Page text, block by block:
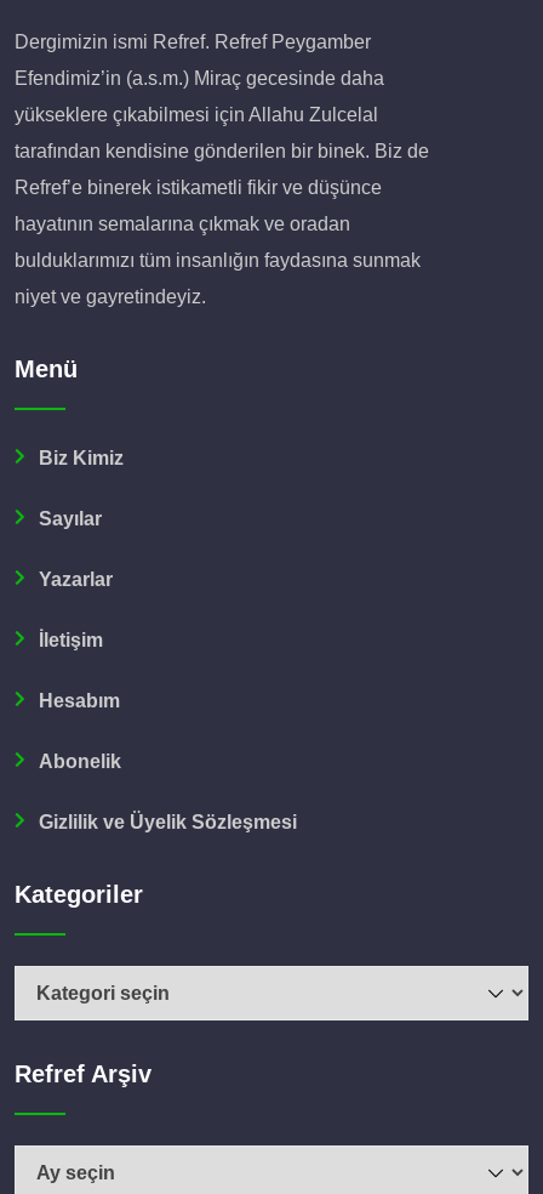
Dergimizin ismi Refref. Refref Peygamber
Efendimiz’in (a.s.m.) Miraç gecesinde daha
yükseklere çıkabilmesi için Allahu Zulcelal
tarafından kendisine gönderilen bir binek. Biz de
Refref’e binerek istikametli fikir ve düşünce
hayatının semalarına çıkmak ve oradan
bulduklarımızı tüm insanlığın faydasına sunmak
niyet ve gayretindeyiz.
Menü
Biz Kimiz
Sayılar
Yazarlar
İletişim
Hesabım
Abonelik
Gizlilik ve Üyelik Sözleşmesi
Kategoriler
Kategoriler
Refref ArşivRefref